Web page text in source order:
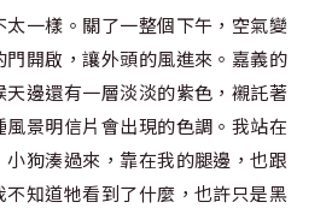
一樣。關了一整個下午，空氣變
開啟，讓外頭的風進來。嘉義的
邊還有一層淡淡的紫色，襯託著
景明信片會出現的色調。我站在
狗湊過來，靠在我的腿邊，也跟
知道牠看到了什麼，也許只是黑